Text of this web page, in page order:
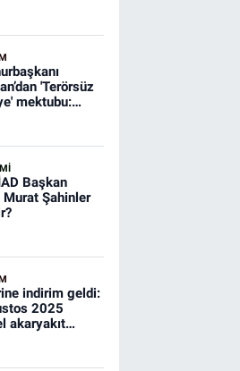
'Terörsüz
mektubu:
Başkan
Murat Şahinler
indirim geldi:
2025
akaryakıt